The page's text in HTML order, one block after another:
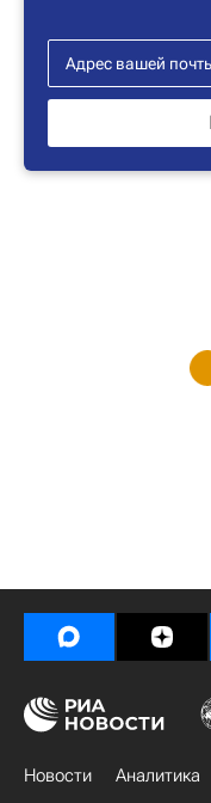
Новости Аналитика